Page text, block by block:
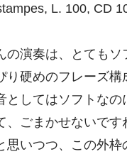
L. 100, CD
の演奏は、とてもソ
り硬めのフレーズ構
としてはソフトなの
、ごまかせないです
思いつつ、この外枠